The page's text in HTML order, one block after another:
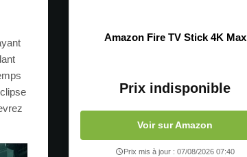
Amazon Fire TV Stick 4K Max
Prix indisponible
Voir sur Amazon
Prix mis à jour : 07/08/2026 07:40